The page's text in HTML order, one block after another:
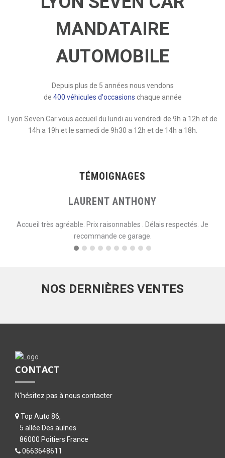
MANDATAIRE
AUTOMOBILE
Depuis plus de 5 années nous vendons
de 400 véhicules d'occasions chaque année
Lyon Seven Car vous accueil du lundi au vendredi de 9h a 12h et de
14h a 19h et le samedi de 9h30 a 12h et de 14h a 18h.
TÉMOIGNAGES
LAURENT ANTHONY
Accueil très agréable. Prix raisonnables . Délais respectés. Je
recommande ce garage.
NOS DERNIÈRES VENTES
CONTACT
N'hésitez pas à nous contacter
Top Auto 86,
5 allée Des aulnes
86000 Poitiers France
0663648611